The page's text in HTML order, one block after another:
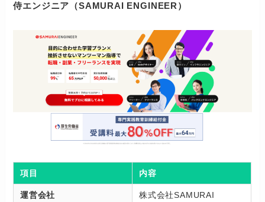
侍エンジニア（SAMURAI ENGINEER）
項目 内容
運営会社 株式会社SAMURAI